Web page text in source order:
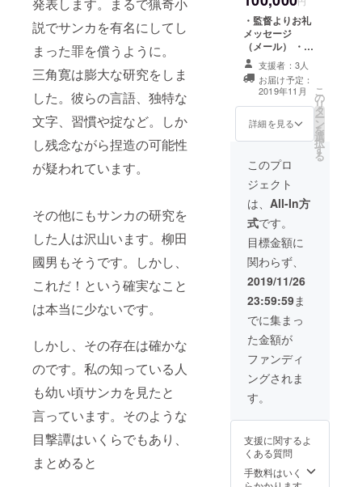
発表します。まるで猟奇小
説でサンカを有名にしてし
まった罪を償うように。
三角寛は膨大な研究をしま
した。彼らの言語、独特な
文字、習慣や掟など。しか
し残念ながら捏造の可能性
が疑われています。
その他にもサンカの研究を
した人は沢山います。柳田
國男もそうです。しかし、
これだ！という確実なこと
は本当に少ないです。
しかし、その存在は確かな
のです。私の知っている人
も幼い頃サンカを見たと
言っています。そのような
目撃譚はいくらでもあり、
まとめると
会場までの交通
費は別途ご自分
でご負担くださ
い。 *エンド
ロールに記載す
るお名前を備考
欄にご記載くだ
さい。10文字以
内、公序良俗に
反しないお名前
をご記載くださ
い。もし記載の
ない場合は、
CAMPFIREの
ユーザー名を記
載させていただ
きます。
・監督よりお礼
メッセージ
（メール） ・試
写会（都内）に
ご招待（11月3
日15時からを予
定） ・完成披露
パーティ（都
内）にご招待
定） ・希望者は
エンドロールに
お名前（１列の
ロール）、企業
ロゴの記載 ・メ
インキャストの
サイン入り台本
（直筆） ・希望
者には撮影で使
用した小道具
プレゼント（先
着３名） *会場
までの交通費は
別途ご自分でご
負担ください。
*エンドロールに
記載するお名前
を備考欄にご記
載ください。10
文字以内、公序
良俗に反しない
お名前をご記載
ください。もし
記載のない場合
支援者：3人
お届け予定：
2019年11月
詳細を見る
こ
の
リ
タ
ー
ン
を
選
択
す
る
このプロ
ジェクト
は、 All-In方
式です。
目標金額に
関わらず、
2019/11/26
23:59:59ま
でに集まっ
た金額が
ファンディ
ングされま
す。
支援に関するよ
くある質問
手数料はいく